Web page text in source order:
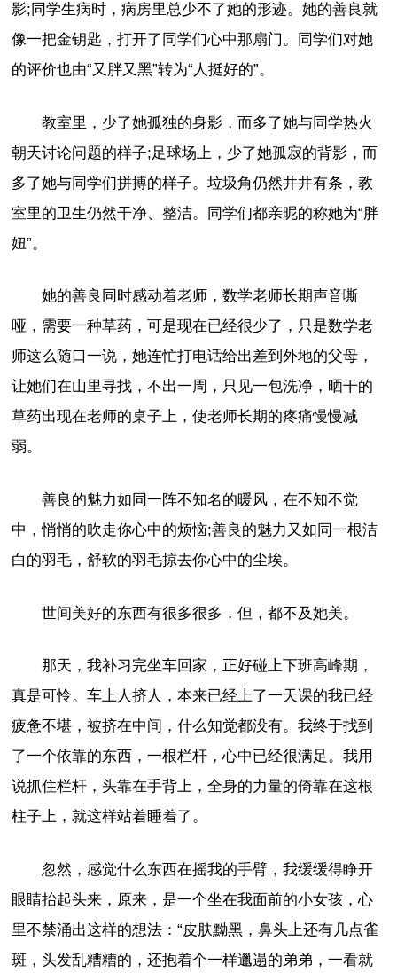
影;同学生病时，病房里总少不了她的形迹。她的善良就
像一把金钥匙，打开了同学们心中那扇门。同学们对她
的评价也由“又胖又黑”转为“人挺好的”。
教室里，少了她孤独的身影，而多了她与同学热火
朝天讨论问题的样子;足球场上，少了她孤寂的背影，而
多了她与同学们拼搏的样子。垃圾角仍然井井有条，教
室里的卫生仍然干净、整洁。同学们都亲昵的称她为“胖
妞”。
她的善良同时感动着老师，数学老师长期声音嘶
哑，需要一种草药，可是现在已经很少了，只是数学老
师这么随口一说，她连忙打电话给出差到外地的父母，
让她们在山里寻找，不出一周，只见一包洗净，晒干的
草药出现在老师的桌子上，使老师长期的疼痛慢慢减
弱。
善良的魅力如同一阵不知名的暖风，在不知不觉
中，悄悄的吹走你心中的烦恼;善良的魅力又如同一根洁
白的羽毛，舒软的羽毛掠去你心中的尘埃。
世间美好的东西有很多很多，但，都不及她美。
那天，我补习完坐车回家，正好碰上下班高峰期，
真是可怜。车上人挤人，本来已经上了一天课的我已经
疲惫不堪，被挤在中间，什么知觉都没有。我终于找到
了一个依靠的东西，一根栏杆，心中已经很满足。我用
说抓住栏杆，头靠在手背上，全身的力量的倚靠在这根
柱子上，就这样站着睡着了。
忽然，感觉什么东西在摇我的手臂，我缓缓得睁开
眼睛抬起头来，原来，是一个坐在我面前的小女孩，心
里不禁涌出这样的想法：“皮肤黝黑，鼻头上还有几点雀
斑，头发乱糟糟的，还抱着个一样邋遢的弟弟，一看就